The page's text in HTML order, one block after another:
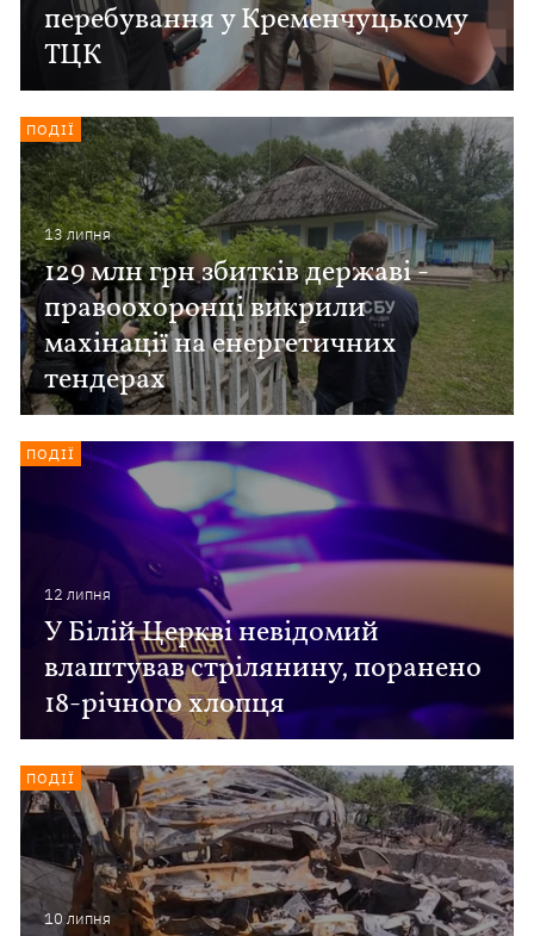
перебування у Кременчуцькому
ТЦК
13 липня
129 млн грн збитків державі -
правоохоронці викрили
махінації на енергетичних
тендерах
ПОДІЇ
12 липня
У Білій Церкві невідомий
влаштував стрілянину, поранено
18-річного хлопця
ПОДІЇ
10 липня
ПОДІЇ